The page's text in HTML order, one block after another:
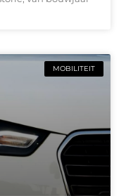
MOBILITEIT